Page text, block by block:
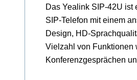
Das Yealink SIP-42U ist
SIP-Telefon mit einem
Design, HD-
Vielzahl von Funktionen
Konferenzgesprächen